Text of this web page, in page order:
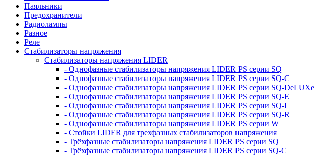
Паяльники
Предохранители
Радиолампы
Разное
Реле
Стабилизаторы напряжения
Стабилизаторы напряжения LIDER
- Однофазные стабилизаторы напряжения LIDER PS серии SQ
- Однофазные стабилизаторы напряжения LIDER PS серии SQ-C
- Однофазные стабилизаторы напряжения LIDER PS серии SQ-DeLUXe
- Однофазные стабилизаторы напряжения LIDER PS серии SQ-E
- Однофазные стабилизаторы напряжения LIDER PS серии SQ-I
- Однофазные стабилизаторы напряжения LIDER PS серии SQ-R
- Однофазные стабилизаторы напряжения LIDER PS серии W
- Стойки LIDER для трехфазных стабилизаторов напряжения
- Трёхфазные стабилизаторы напряжения LIDER PS серии SQ
- Трёхфазные стабилизаторы напряжения LIDER PS серии SQ-C